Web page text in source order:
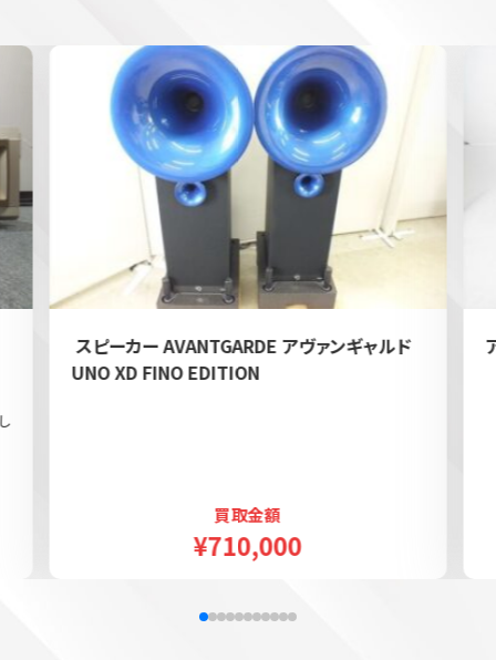
スピーカー AVANTGARDE アヴァンギャルド
UNO XD FINO EDITION
買取金額
¥710,000